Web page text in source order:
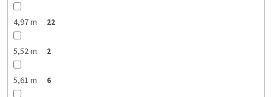
4,97 m 22
5,52 m 2
5,61 m 6